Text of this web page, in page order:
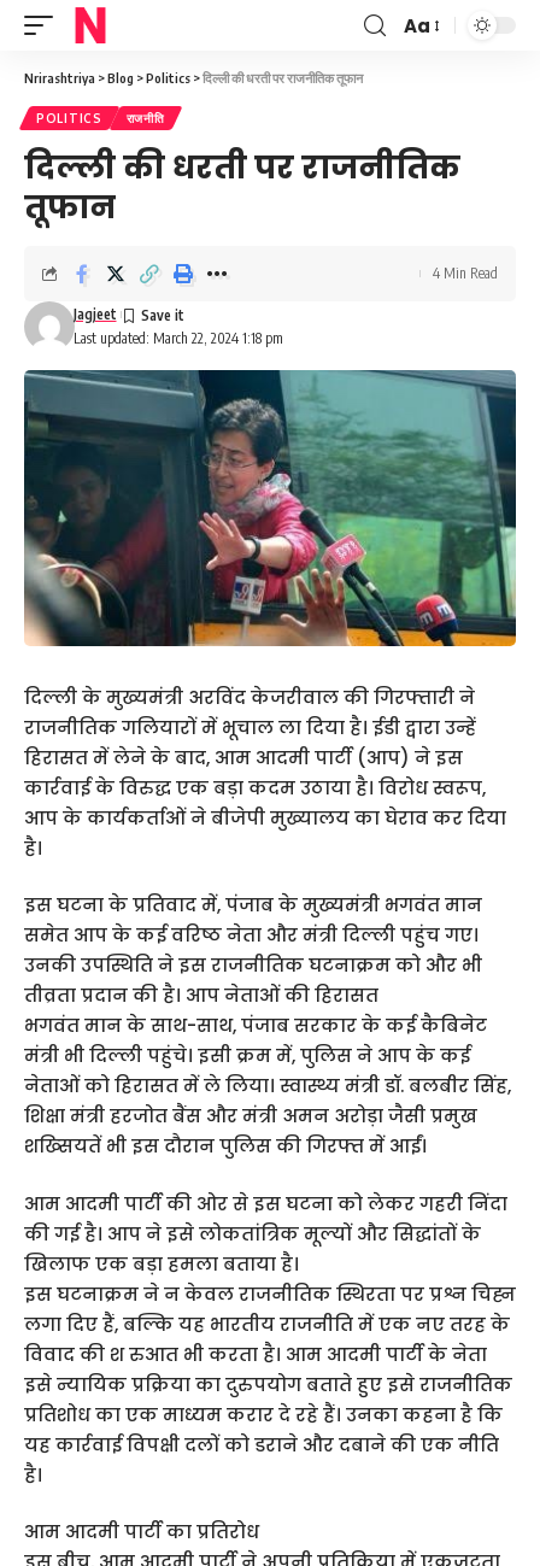
Font
Aa
Nrirashtriya >Blog >Politics >दिल्ली की धरती पर राजनीतिक तूफान
POLITICS राजनीति
दिल्ली की धरती पर राजनीतिक
तूफान
Last updated: March 22, 2024 1:18 pm
Jagjeet
4 Min Read
दिल्ली के मुख्यमंत्री अरविंद केजरीवाल की गिरफ्तारी ने
राजनीतिक गलियारों में भूचाल ला दिया है। ईडी द्वारा उन्हें
हिरासत में लेने के बाद, आम आदमी पार्टी (आप) ने इस
कार्रवाई के विरुद्ध एक बड़ा कदम उठाया है। विरोध स्वरूप,
आप के कार्यकर्ताओं ने बीजेपी मुख्यालय का घेराव कर दिया
है।
इस घटना के प्रतिवाद में, पंजाब के मुख्यमंत्री भगवंत मान
समेत आप के कई वरिष्ठ नेता और मंत्री दिल्ली पहुंच गए।
उनकी उपस्थिति ने इस राजनीतिक घटनाक्रम को और भी
तीव्रता प्रदान की है। आप नेताओं की हिरासत
भगवंत मान के साथ-साथ, पंजाब सरकार के कई कैबिनेट
मंत्री भी दिल्ली पहुंचे। इसी क्रम में, पुलिस ने आप के कई
नेताओं को हिरासत में ले लिया। स्वास्थ्य मंत्री डॉ. बलबीर सिंह,
शिक्षा मंत्री हरजोत बैंस और मंत्री अमन अरोड़ा जैसी प्रमुख
शख्सियतें भी इस दौरान पुलिस की गिरफ्त में आईं।
आम आदमी पार्टी की ओर से इस घटना को लेकर गहरी निंदा
की गई है। आप ने इसे लोकतांत्रिक मूल्यों और सिद्धांतों के
खिलाफ एक बड़ा हमला बताया है।
इस घटनाक्रम ने न केवल राजनीतिक स्थिरता पर प्रश्न चिह्न
लगा दिए हैं, बल्कि यह भारतीय राजनीति में एक नए तरह के
विवाद की श रुआत भी करता है। आम आदमी पार्टी के नेता
इसे न्यायिक प्रक्रिया का दुरुपयोग बताते हुए इसे राजनीतिक
प्रतिशोध का एक माध्यम करार दे रहे हैं। उनका कहना है कि
यह कार्रवाई विपक्षी दलों को डराने और दबाने की एक नीति
है।
आम आदमी पार्टी का प्रतिरोध